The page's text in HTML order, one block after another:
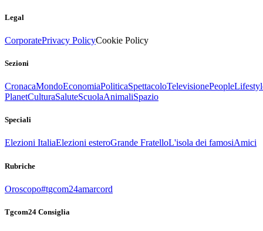
Legal
CorporatePrivacy PolicyCookie Policy
Sezioni
CronacaMondoEconomiaPoliticaSpettacoloTelevisionePeople
PlanetCulturaSaluteScuolaAnimaliSpazio
Speciali
Elezioni ItaliaElezioni esteroGrande FratelloL'isola dei famosiAmici
Rubriche
Oroscopo#tgcom24amarcord
Tgcom24 Consiglia